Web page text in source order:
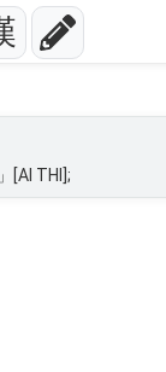
[AI THI];